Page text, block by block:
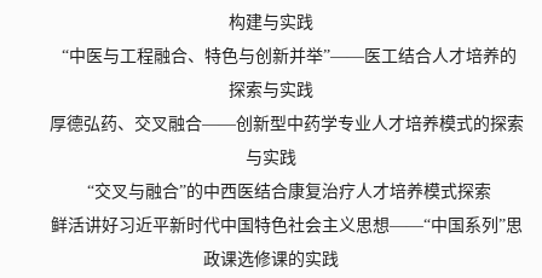
构建与实践
“中医与工程融合、特色与创新并举”——医工结合人才培养的
探索与实践
厚德弘药、交叉融合——创新型中药学专业人才培养模式的探索
与实践
“交叉与融合”的中西医结合康复治疗人才培养模式探索
鲜活讲好习近平新时代中国特色社会主义思想——“中国系列”思
政课选修课的实践